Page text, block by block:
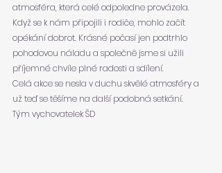
atmosféra, která celé odpoledne provázela.
Když se k nám připojili i rodiče, mohlo začít
opékání dobrot. Krásné počasí jen podtrhlo
pohodovou náladu a společně jsme si užili
příjemné chvíle plné radosti a sdílení.
Celá akce se nesla v duchu skvělé atmosféry a
už teď se těšíme na další podobná setkání.
Tým vychovatelek ŠD